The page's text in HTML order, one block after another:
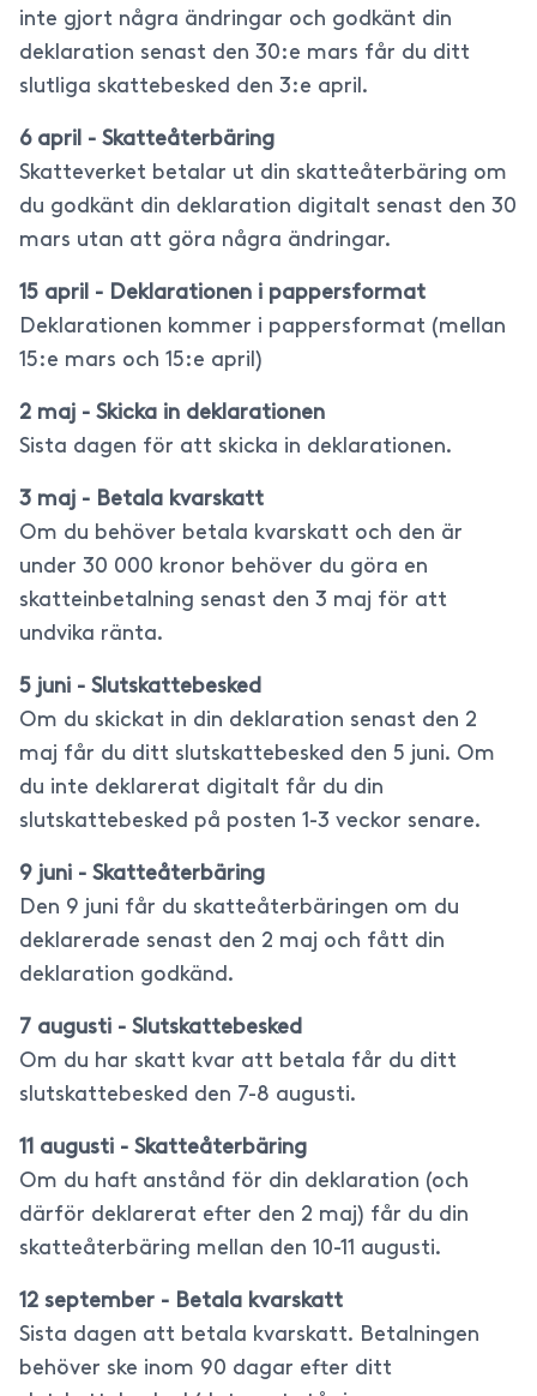
inte gjort några ändringar och godkänt din
deklaration senast den 30:e mars får du ditt
slutliga skattebesked den 3:e april.
6 april - Skatteåterbäring
Skatteverket betalar ut din skatteåterbäring om
du godkänt din deklaration digitalt senast den 30
mars utan att göra några ändringar.
15 april - Deklarationen i pappersformat
Deklarationen kommer i pappersformat (mellan
15:e mars och 15:e april)
2 maj - Skicka in deklarationen
Sista dagen för att skicka in deklarationen.
3 maj - Betala kvarskatt
Om du behöver betala kvarskatt och den är
under 30 000 kronor behöver du göra en
skatteinbetalning senast den 3 maj för att
undvika ränta.
5 juni - Slutskattebesked
Om du skickat in din deklaration senast den 2
maj får du ditt slutskattebesked den 5 juni. Om
du inte deklarerat digitalt får du din
slutskattebesked på posten 1-3 veckor senare.
9 juni - Skatteåterbäring
Den 9 juni får du skatteåterbäringen om du
deklarerade senast den 2 maj och fått din
deklaration godkänd.
7 augusti - Slutskattebesked
Om du har skatt kvar att betala får du ditt
slutskattebesked den 7-8 augusti.
11 augusti - Skatteåterbäring
Om du haft anstånd för din deklaration (och
därför deklarerat efter den 2 maj) får du din
skatteåterbäring mellan den 10-11 augusti.
12 september - Betala kvarskatt
Sista dagen att betala kvarskatt. Betalningen
behöver ske inom 90 dagar efter ditt